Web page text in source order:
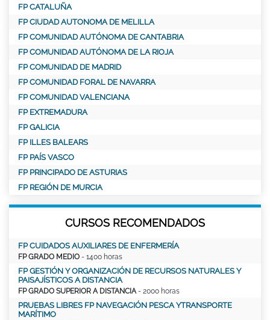
FP CATALUÑA
FP CIUDAD AUTONOMA DE MELILLA
FP COMUNIDAD AUTÓNOMA DE CANTABRIA
FP COMUNIDAD AUTÓNOMA DE LA RIOJA
FP COMUNIDAD DE MADRID
FP COMUNIDAD FORAL DE NAVARRA
FP COMUNIDAD VALENCIANA
FP EXTREMADURA
FP GALICIA
FP ILLES BALEARS
FP PAÍS VASCO
FP PRINCIPADO DE ASTURIAS
FP REGIÓN DE MURCIA
CURSOS RECOMENDADOS
FP CUIDADOS AUXILIARES DE ENFERMERÍA
FP GRADO MEDIO - 1400 horas
FP GESTIÓN Y ORGANIZACIÓN DE RECURSOS NATURALES Y
PAISAJÍSTICOS A DISTANCIA
FP GRADO SUPERIOR A DISTANCIA- 2000 horas
PRUEBAS LIBRES FP NAVEGACIÓN PESCA YTRANSPORTE
MARÍTIMO